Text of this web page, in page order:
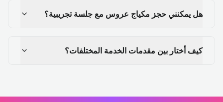
هل يمكنني حجز مكياج عروس مع جلسة تجريبية؟
كيف أختار بين مقدمات الخدمة المختلفات؟